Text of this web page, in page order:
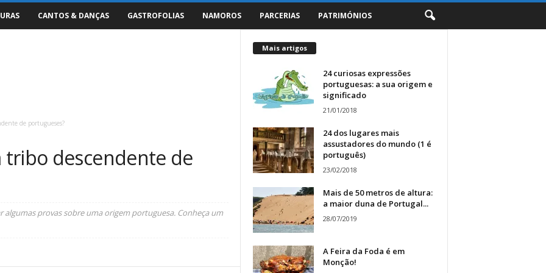
CANTOS & DANÇAS GASTROFOLIAS NAMOROS PARCERIAS PATRIMÓNIOS
de portugueses?
tribo descendente de
provas sobre uma origem portuguesa. Conheça um
Mais artigos
24 curiosas expressões
portuguesas: a sua origem e
significado
21/01/2018
24 dos lugares mais
assustadores do mundo (1 é
português)
23/02/2018
Mais de 50 metros de altura:
a maior duna de Portugal...
28/07/2019
A Feira da Foda é em
Monção!